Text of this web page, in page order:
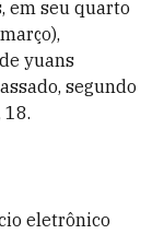
em seu quarto
yuans
segundo
eletrônico